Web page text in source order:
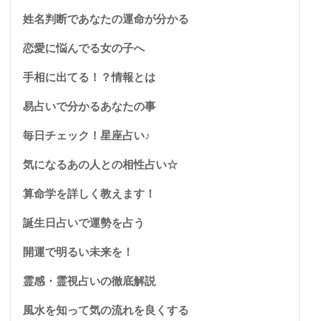
姓名判断であなたの運命が分かる
恋愛に悩んでる女の子へ
手相に出てる！？情報とは
易占いで分かるあなたの事
毎日チェック！星座占い♪
気になるあの人との相性占い☆
算命学を詳しく教えます！
誕生日占いで運勢を占う
開運で明るい未来を！
霊感・霊視占いの徹底解説
風水を知って気の流れを良くする